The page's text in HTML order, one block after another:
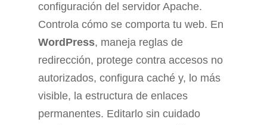
configuración del servidor Apache.
Controla cómo se comporta tu web. En
WordPress, maneja reglas de
redirección, protege contra accesos no
autorizados, configura caché y, lo más
visible, la estructura de enlaces
permanentes. Editarlo sin cuidado